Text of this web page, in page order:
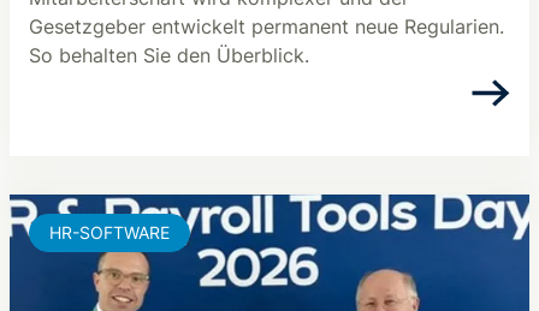
Gesetzgeber entwickelt permanent neue Regularien.
So behalten Sie den Überblick.
HR-SOFTWARE